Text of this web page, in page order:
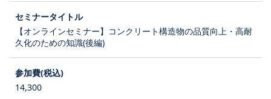
【オンラインセミナー】コンクリート構造物の品質向上・高耐
久化のための知識(後編)
14,300